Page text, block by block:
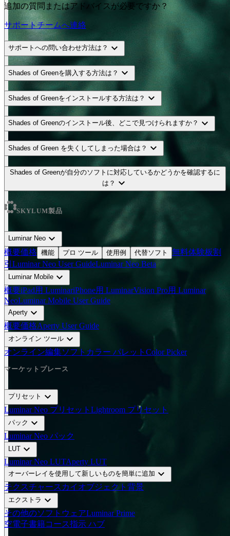
追加の質問またはアドバイスが必要ですか？
サポートチームへ連絡
サポートへの問い合わせ方法は？ expand_more
Shades of Greenを購入する方法は？ expand_more
Shades of Greenをインストールする方法は？ expand_more
Shades of Greenのインストール後、どこで見つけられますか？ expand_more
Shades of Green を失くしてしまった場合は？ expand_more
Shades of Greenが自分のソフトに対応しているかどうかを確認するに
は？ expand_more
SKYLUM製品
Luminar Neo expand_more
概要価格 機能 プロ ツール 使用例 代替ソフト 無料体験板割
引 Luminar Neo User GuideLuminar Neo Beta
Luminar Mobile expand_more
概要iPad用 LuminariPhone用 LuminarVision Pro用 Luminar
NeoLuminar Mobile User Guide
Aperty expand_more
概要価格Aperty User Guide
オンライン ツール expand_more
オンライン編集ソフト カラー パレット Color Picker
マーケットプレース
プリセット expand_more
Luminar Neo プリセット Lightroom プリセット
パック expand_more
Luminar Neo パック
LUT expand_more
Luminar Neo LUTAperty LUT
オーバーレイを使用して新しいものを簡単に追加 expand_more
テクスチャースカイオブジェクト 背景
エクストラ expand_more
その他のソフトウェアLuminar Prime
空電子書籍コース指示 ハブ